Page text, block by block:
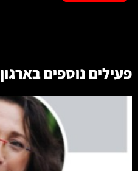
פעילים נוספים בארגון